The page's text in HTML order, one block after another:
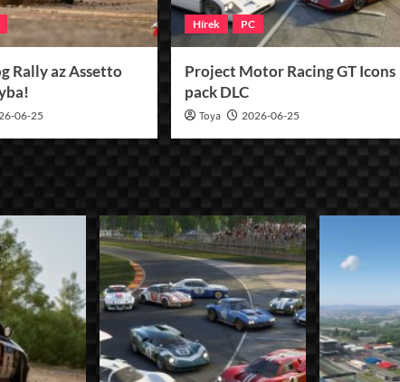
Rally az Assetto
06-25
Hírek PC
Project Motor Racing GT Icons
pack DLC
Toya 2026-06-25